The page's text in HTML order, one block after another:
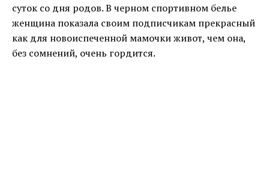
суток со дня родов. В черном спортивном белье
женщина показала своим подписчикам прекрасный
как для новоиспеченной мамочки живот, чем она,
без сомнений, очень гордится.